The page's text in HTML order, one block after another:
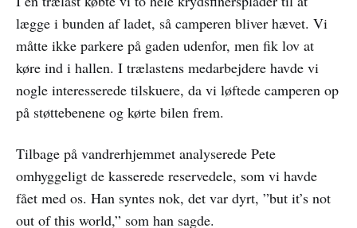
lægge i bunden af ladet, så camperen bliver hævet. Vi
måtte ikke parkere på gaden udenfor, men fik lov at
køre ind i hallen. I trælastens medarbejdere havde vi
nogle interesserede tilskuere, da vi løftede camperen op
på støttebenene og kørte bilen frem.
Tilbage på vandrerhjemmet analyserede Pete
omhyggeligt de kasserede reservedele, som vi havde
fået med os. Han syntes nok, det var dyrt, ”but it’s not
out of this world,” som han sagde.